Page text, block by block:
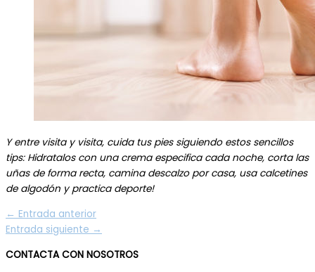
Y entre visita y visita, cuida tus pies siguiendo estos sencillos
tips: Hidratalos con una crema especifica cada noche, corta las
uñas de forma recta, camina descalzo por casa, usa calcetines
de algodón y practica deporte!
← Entrada anterior
Entrada siguiente →
CONTACTA CON NOSOTROS